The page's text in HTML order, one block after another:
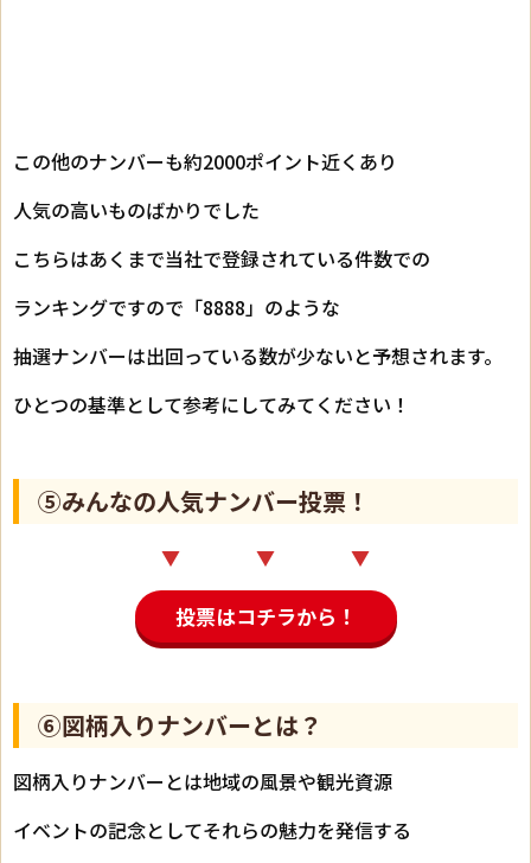
この他のナンバーも約2000ポイント近くあり
人気の高いものばかりでした
こちらはあくまで当社で登録されている件数での
ランキングですので「8888」のような
抽選ナンバーは出回っている数が少ないと予想されます。
ひとつの基準として参考にしてみてください！
⑤みんなの人気ナンバー投票！
▼ ▼ ▼
投票はコチラから！
⑥図柄入りナンバーとは？
図柄入りナンバーとは地域の風景や観光資源
イベントの記念としてそれらの魅力を発信する